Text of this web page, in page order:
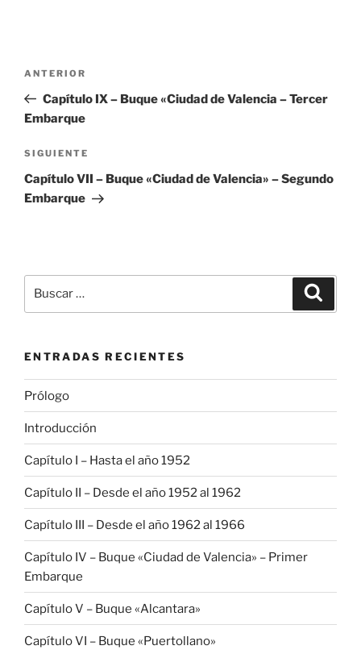
Navegación
entradas
Entrada
anterior:
ANTERIOR
Capítulo IX – Buque «Ciudad de Valencia – Tercer
Embarque
Siguiente
entrada
SIGUIENTE
Capítulo VII – Buque «Ciudad de Valencia» – Segundo
Embarque
por:
ENTRADAS RECIENTES
Prólogo
Introducción
Capítulo I – Hasta el año 1952
Capítulo II – Desde el año 1952 al 1962
Capítulo III – Desde el año 1962 al 1966
Capítulo IV – Buque «Ciudad de Valencia» – Primer
Embarque
Capítulo V – Buque «Alcantara»
Capítulo VI – Buque «Puertollano»